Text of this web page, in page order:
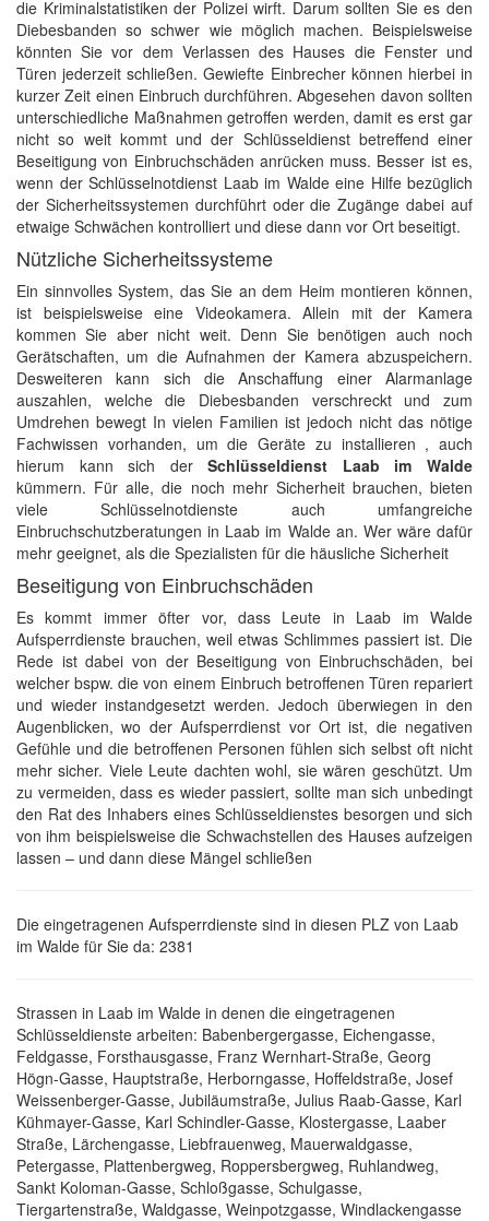
die Kriminalstatistiken der Polizei wirft. Darum sollten Sie es den
Diebesbanden so schwer wie möglich machen. Beispielsweise
könnten Sie vor dem Verlassen des Hauses die Fenster und
Türen jederzeit schließen. Gewiefte Einbrecher können hierbei in
kurzer Zeit einen Einbruch durchführen. Abgesehen davon sollten
unterschiedliche Maßnahmen getroffen werden, damit es erst gar
nicht so weit kommt und der Schlüsseldienst betreffend einer
Beseitigung von Einbruchschäden anrücken muss. Besser ist es,
wenn der Schlüsselnotdienst Laab im Walde eine Hilfe bezüglich
der Sicherheitssystemen durchführt oder die Zugänge dabei auf
etwaige Schwächen kontrolliert und diese dann vor Ort beseitigt.
Nützliche Sicherheitssysteme
Ein sinnvolles System, das Sie an dem Heim montieren können,
ist beispielsweise eine Videokamera. Allein mit der Kamera
kommen Sie aber nicht weit. Denn Sie benötigen auch noch
Gerätschaften, um die Aufnahmen der Kamera abzuspeichern.
Desweiteren kann sich die Anschaffung einer Alarmanlage
auszahlen, welche die Diebesbanden verschreckt und zum
Umdrehen bewegt In vielen Familien ist jedoch nicht das nötige
Fachwissen vorhanden, um die Geräte zu installieren , auch
hierum kann sich derSchlüsseldienst Laab im Walde
kümmern. Für alle, die noch mehr Sicherheit brauchen, bieten
viele Schlüsselnotdienste auch umfangreiche
Einbruchschutzberatungen in Laab im Walde an. Wer wäre dafür
mehr geeignet, als die Spezialisten für die häusliche Sicherheit
Beseitigung von Einbruchschäden
Es kommt immer öfter vor, dass Leute in Laab im Walde
Aufsperrdienste brauchen, weil etwas Schlimmes passiert ist. Die
Rede ist dabei von der Beseitigung von Einbruchschäden, bei
welcher bspw. die von einem Einbruch betroffenen Türen repariert
und wieder instandgesetzt werden. Jedoch überwiegen in den
Augenblicken, wo der Aufsperrdienst vor Ort ist, die negativen
Gefühle und die betroffenen Personen fühlen sich selbst oft nicht
mehr sicher. Viele Leute dachten wohl, sie wären geschützt. Um
zu vermeiden, dass es wieder passiert, sollte man sich unbedingt
den Rat des Inhabers eines Schlüsseldienstes besorgen und sich
von ihm beispielsweise die Schwachstellen des Hauses aufzeigen
lassen – und dann diese Mängel schließen
Die eingetragenen Aufsperrdienste sind in diesen PLZ von Laab
im Walde für Sie da: 2381
Strassen in Laab im Walde in denen die eingetragenen
Schlüsseldienste arbeiten: Babenbergergasse, Eichengasse,
Feldgasse, Forsthausgasse, Franz Wernhart-Straße, Georg
Högn-Gasse, Hauptstraße, Herborngasse, Hoffeldstraße, Josef
Weissenberger-Gasse, Jubiläumstraße, Julius Raab-Gasse, Karl
Kühmayer-Gasse, Karl Schindler-Gasse, Klostergasse, Laaber
Straße, Lärchengasse, Liebfrauenweg, Mauerwaldgasse,
Petergasse, Plattenbergweg, Roppersbergweg, Ruhlandweg,
Sankt Koloman-Gasse, Schloßgasse, Schulgasse,
Tiergartenstraße, Waldgasse, Weinpotzgasse, Windlackengasse